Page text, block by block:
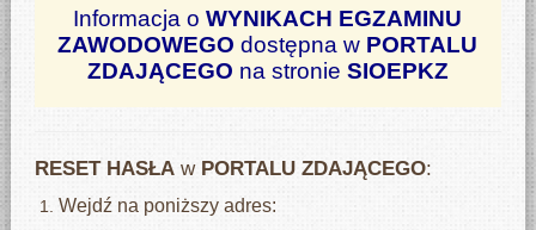
Informacja o WYNIKACH EGZAMINU
ZAWODOWEGOdostępna w PORTALU
ZDAJĄCEGO na stronie SIOEPKZ
RESET HASŁAw PORTALU ZDAJĄCEGO:
Wejdź na poniższy adres: